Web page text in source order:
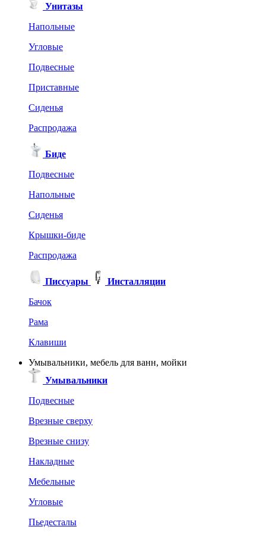
Унитазы
Напольные
Угловые
Подвесные
Приставные
Сиденья
Распродажа
Биде
Подвесные
Напольные
Сиденья
Крышки-биде
Распродажа
Писсуары
Инсталляции
Бачок
Рама
Клавиши
Умывальники, мебель для ванн, мойки
Умывальники
Подвесные
Врезные сверху
Врезные снизу
Накладные
Мебельные
Угловые
Пьедесталы